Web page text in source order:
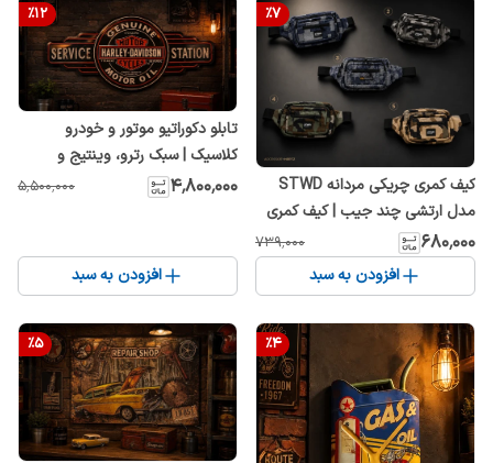
%7
کیف کمری چریکی مردانه STWD
مدل ارتشی چند جیب | کیف کمری
اسپرت تاکتیکال
۶۸۰٬۰۰۰ ۷۳۹٬۰۰۰
افزودن به سبد
%12
تابلو دکوراتیو موتور و خودرو
کلاسیک | سبک رترو، وینتیج و
صنعتی | مناسب کافه، گاراژ، اتاق و
۴٬۸۰۰٬۰۰۰ ۵٬۵۰۰٬۰۰۰
افزودن به سبد
%4
%5